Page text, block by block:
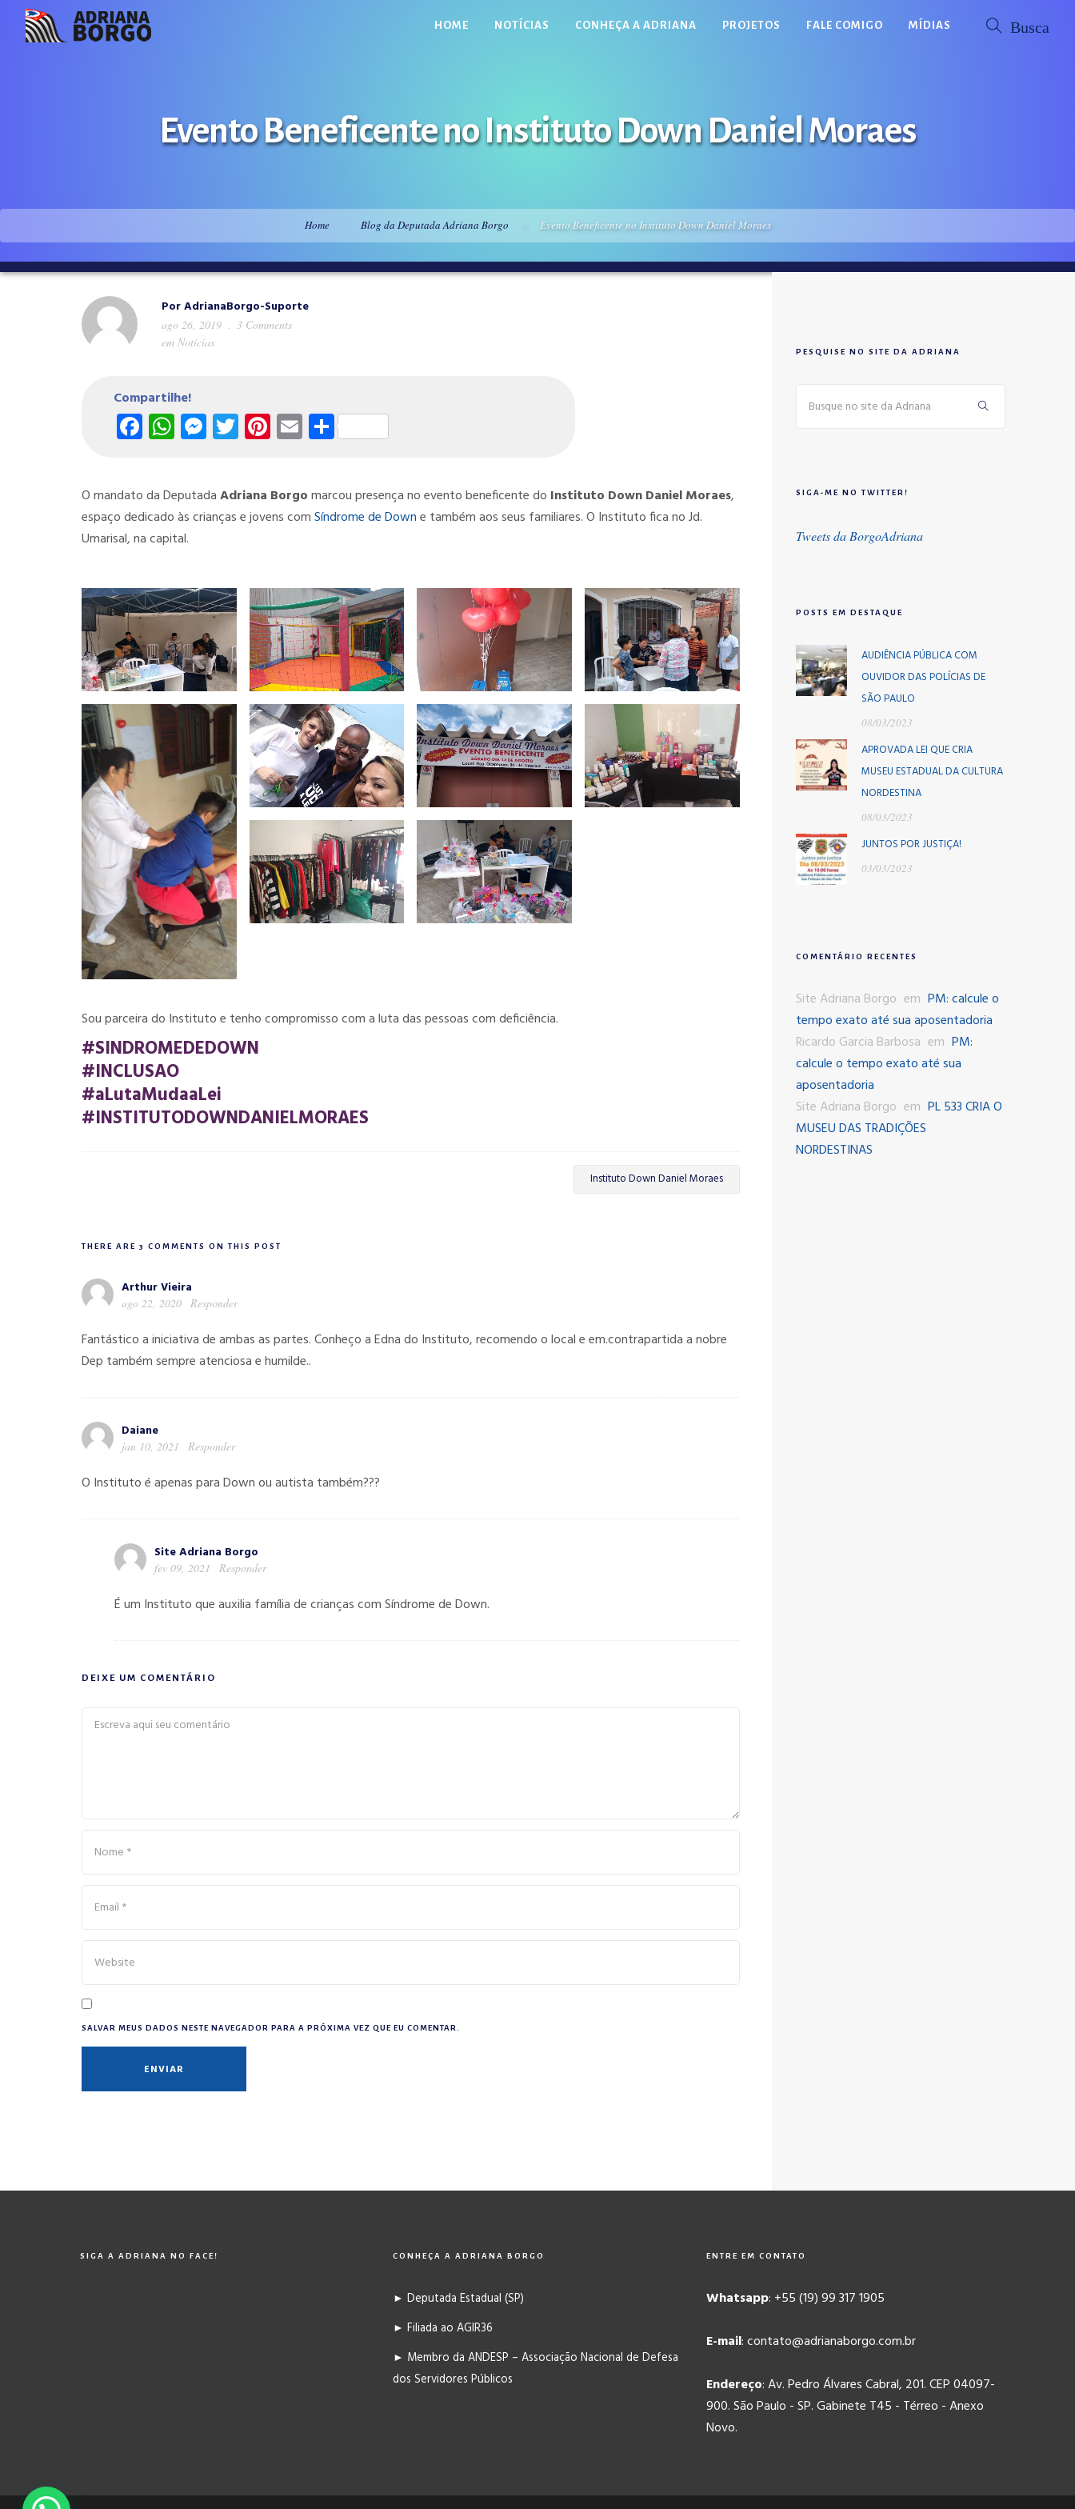
HOME NOTÍCIAS CONHEÇA A ADRIANA PROJETOS FALE COMIGO MÍDIAS
Evento Beneficente no Instituto Down Daniel Moraes
Home Blog da Deputada Adriana Borgo Evento Beneficente no Instituto Down Daniel Moraes
PorAdrianaBorgo-Suporte
ago 26, 2019
3 Comments
em Notícias
Compartilhe!
Facebook
WhatsApp
Messenger
Twitter
Pinterest
Email
Share
O mandato da DeputadaAdriana Borgomarcou presença no evento beneficente do Instituto Down Daniel Moraes,
espaço dedicado às crianças e jovens comSíndrome de Downe também aos seus familiares. O Instituto fica no Jd.
Umarisal, na capital.
Sou parceira do Instituto e tenho compromisso com a luta das pessoas com deficiência.
#SINDROMEDEDOWN
#INCLUSAO
#aLutaMudaaLei
#INSTITUTODOWNDANIELMORAES
Instituto Down Daniel Moraes
THERE ARE 3 COMMENTS ON THIS POST
Arthur Vieira
ago 22, 2020 Responder
Fantástico a iniciativa de ambas as partes. Conheço a Edna do Instituto, recomendo o local e em.contrapartida a nobre
Dep também sempre atenciosa e humilde..
Daiane
jan 10, 2021 Responder
O Instituto é apenas para Down ou autista também???
Site Adriana Borgo
fev 09, 2021 Responder
É um Instituto que auxilia família de crianças com Síndrome de Down.
DEIXE UM COMENTÁRIO
SALVAR MEUS DADOS NESTE NAVEGADOR PARA A PRÓXIMA VEZ QUE EU COMENTAR.
PESQUISE NO SITE DA ADRIANA
SIGA-ME NO TWITTER!
Tweets da BorgoAdriana
POSTS EM DESTAQUE
AUDIÊNCIA PÚBLICA COM
OUVIDOR DAS POLÍCIAS DE
SÃO PAULO
08/03/2023
APROVADA LEI QUE CRIA
MUSEU ESTADUAL DA CULTURA
NORDESTINA
08/03/2023
JUNTOS POR JUSTIÇA!
03/03/2023
COMENTÁRIO RECENTES
Site Adriana Borgo em PM: calcule o
tempo exato até sua aposentadoria
Ricardo Garcia Barbosa em PM:
calcule o tempo exato até sua
aposentadoria
Site Adriana Borgo em PL 533 CRIA O
MUSEU DAS TRADIÇÕES
NORDESTINAS
SIGA A ADRIANA NO FACE! CONHEÇA A ADRIANA BORGO
► Deputada Estadual (SP)
► Filiada ao AGIR36
► Membro da ANDESP – Associação Nacional de Defesa
dos Servidores Públicos
ENTRE EM CONTATO
Whatsapp: +55 (19) 99 317 1905
E-mail: contato@adrianaborgo.com.br
Endereço: Av. Pedro Álvares Cabral, 201. CEP 04097-
900. São Paulo - SP. Gabinete T45 - Térreo - Anexo
Novo.